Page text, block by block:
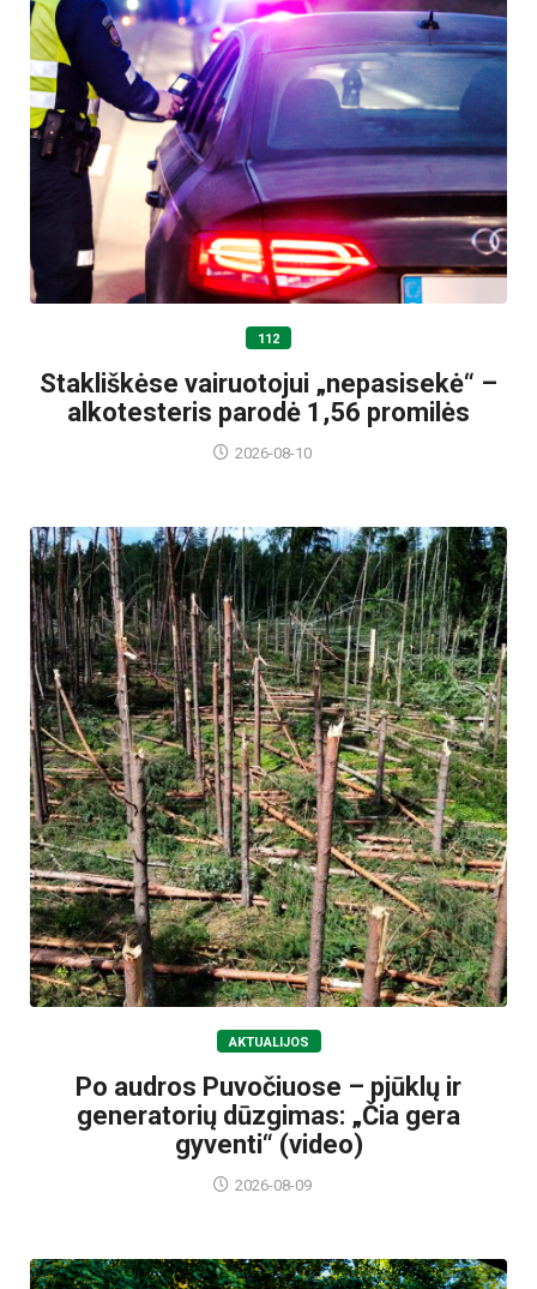
112
Stakliškėse vairuotojui „nepasisekė“ –
alkotesteris parodė 1,56 promilės
2026-08-10
AKTUALIJOS
Po audros Puvočiuose – pjūklų ir
generatorių dūzgimas: „Čia gera
gyventi“ (video)
2026-08-09